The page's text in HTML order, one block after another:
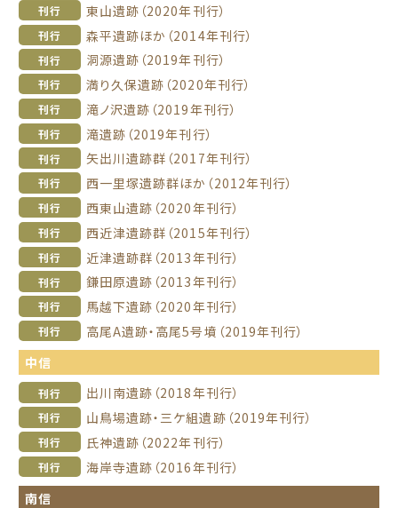
刊行 東山遺跡（2020年刊行）
刊行 森平遺跡ほか（2014年刊行）
刊行 洞源遺跡（2019年刊行）
刊行 満り久保遺跡（2020年刊行）
刊行 滝ノ沢遺跡（2019年刊行）
刊行 滝遺跡（2019年刊行）
刊行 矢出川遺跡群（2017年刊行）
刊行 西一里塚遺跡群ほか（2012年刊行）
刊行 西東山遺跡（2020年刊行）
刊行 西近津遺跡群（2015年刊行）
刊行 近津遺跡群（2013年刊行）
刊行 鎌田原遺跡（2013年刊行）
刊行 馬越下遺跡（2020年刊行）
刊行
高尾A遺跡・高尾5号墳（2019年刊行）
中信
刊行 出川南遺跡（2018年刊行）
刊行 山鳥場遺跡・三ケ組遺跡（2019年刊行）
刊行 氏神遺跡（2022年刊行）
刊行
海岸寺遺跡（2016年刊行）
南信